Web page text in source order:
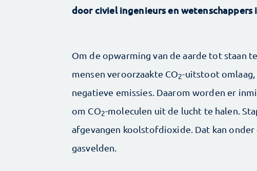
door civiel ingenieurs en wetenschappers
Om de opwarming van de aarde tot staan
mensen veroorzaakte CO2-uitstoot omlaag,
negatieve emissies. Daarom worden er
om CO2-moleculen uit de lucht te halen.
afgevangen koolstofdioxide. Dat kan
gasvelden.